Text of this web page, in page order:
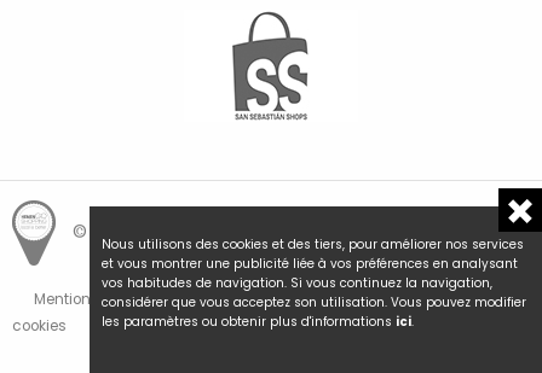
Nous utilisons des cookies et des tiers, pour améliorer nos services
et vous montrer une publicité liée à vos préférences en analysant
vos habitudes de navigation. Si vous continuez la navigation,
considérer que vous acceptez son utilisation. Vous pouvez modifier
les paramètres ou obtenir plus d'informations ici.
© Hemengo Shopping.
Mentions Légales et Politique de Confidentialité
Politique de
cookies